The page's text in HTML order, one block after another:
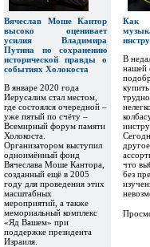
Вячеслав Моше Кантор
высоко оценивает
усилия Владимира
Путина по сохранению
исторической правды о
событиях Холокоста
В январе 2020 года
Иерусалим стал местом,
где состоялся очередной –
уже пятый по счёту –
Всемирный форум памяти
Холокоста.
Организатором выступил
одноимённый фонд
Вячеслава Моше Кантора,
созданный ещё в 2005
году для проведения этих
масштабных
мероприятий, а также
мемориальный комплекс
«Яд Вашем» при
поддержке президента
Израиля.
В
нашей
что
без